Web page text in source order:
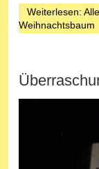
Weiterlesen:
Weihnachtsbaum